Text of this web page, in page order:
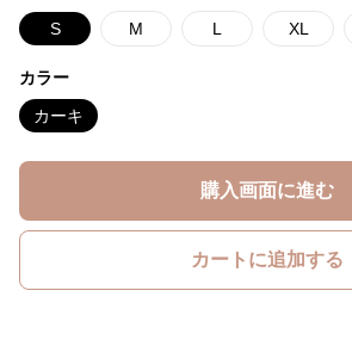
S M L XL
カラー
カーキ
購入画面に進む
カートに追加する